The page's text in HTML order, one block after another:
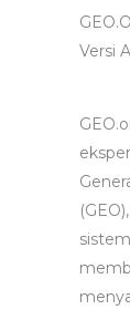
Versi